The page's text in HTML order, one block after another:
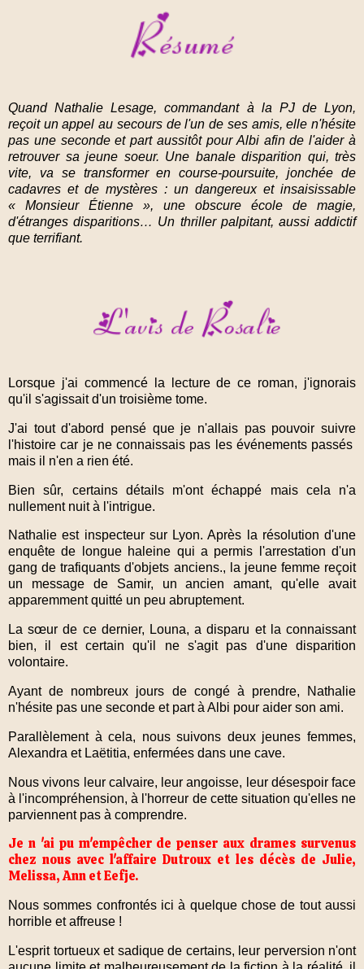
Quand Nathalie Lesage, commandant à la PJ de Lyon,
reçoit un appel au secours de l'un de ses amis, elle n'hésite
pas une seconde et part aussitôt pour Albi afin de l'aider à
retrouver sa jeune soeur. Une banale disparition qui, très
vite, va se transformer en course-poursuite, jonchée de
cadavres et de mystères : un dangereux et insaisissable
« Monsieur Étienne », une obscure école de magie,
d'étranges disparitions… Un thriller palpitant, aussi addictif
que terrifiant.
Lorsque j'ai commencé la lecture de ce roman, j'ignorais
qu'il s'agissait d'un troisième tome.
J'ai tout d'abord pensé que je n'allais pas pouvoir suivre
l'histoire car je ne connaissais pas les événements passés
mais il n'en a rien été.
Bien sûr, certains détails m'ont échappé mais cela n'a
nullement nuit à l'intrigue.
Nathalie est inspecteur sur Lyon. Après la résolution d'une
enquête de longue haleine qui a permis l'arrestation d'un
gang de trafiquants d'objets anciens., la jeune femme reçoit
un message de Samir, un ancien amant, qu'elle avait
apparemment quitté un peu abruptement.
La sœur de ce dernier, Louna, a disparu et la connaissant
bien, il est certain qu'il ne s'agit pas d'une disparition
volontaire.
Ayant de nombreux jours de congé à prendre, Nathalie
n'hésite pas une seconde et part à Albi pour aider son ami.
Parallèlement à cela, nous suivons deux jeunes femmes,
Alexandra et Laëtitia, enfermées dans une cave.
Nous vivons leur calvaire, leur angoisse, leur désespoir face
à l'incompréhension, à l'horreur de cette situation qu'elles ne
parviennent pas à comprendre.
Je n 'ai pu m'empêcher de penser aux drames survenus
chez nous avec l'affaire Dutroux et les décès de Julie,
Melissa, Ann et Eefje.
Nous sommes confrontés ici à quelque chose de tout aussi
horrible et affreuse !
L'esprit tortueux et sadique de certains, leur perversion n'ont